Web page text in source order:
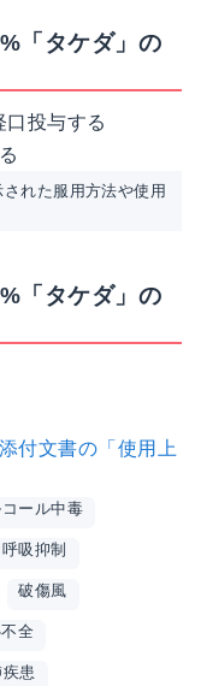
「タケダ」の
投与する
れた服用方法や使用
「タケダ」の
添付文書の「使用上
ール中毒
吸抑制
破傷風
全
患